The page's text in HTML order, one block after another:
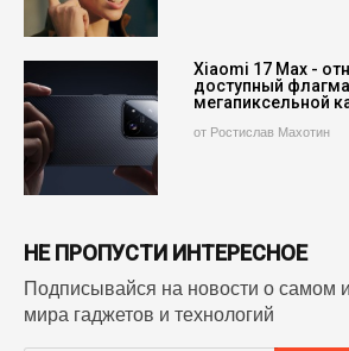
Xiaomi 17 Max -
доступный
мегапиксельной
от Ростислав Махотин
НЕ ПРОПУСТИ ИНТЕРЕСНОЕ
Подписывайся на новости о самом
мира гаджетов и технологий